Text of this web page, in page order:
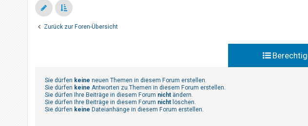
Zurück zur Foren-Übersicht
Sie dürfen keine neuen Themen in diesem Forum erstellen.
Sie dürfen keine Antworten zu Themen in diesem Forum erstellen.
Sie dürfen Ihre Beiträge in diesem Forum nicht ändern.
Sie dürfen Ihre Beiträge in diesem Forum nicht löschen.
Sie dürfen keine Dateianhänge in diesem Forum erstellen.